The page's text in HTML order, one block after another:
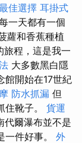
佳選擇 耳掛式
一天都有一個
蘿和香蕉種植
程，這是我一
大多數黑白隱
館開始在17世紀
防水抓漏 但
住靴子。 貨運
代爾瀑布並不是
一件好事。 外